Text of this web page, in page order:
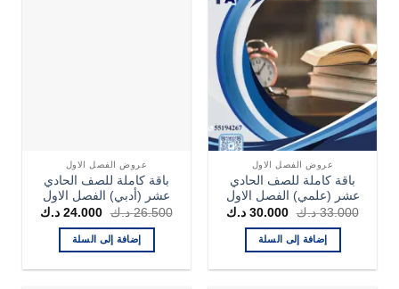
عروض الفصل الاول
باقة كاملة للصف الحادي
عشر (علمي) الفصل الاول
33.000 د.ك السعر
هو:
33.000 د.ك.
30.000 د.كالسعر
إضافة إلى السلة
عروض الفصل الاول
باقة كاملة للصف الحادي
عشر (أدبي) الفصل الاول
26.500 د.ك السعر
هو:
26.500 د.ك.
24.000 د.كالسعر
إضافة إلى السلة